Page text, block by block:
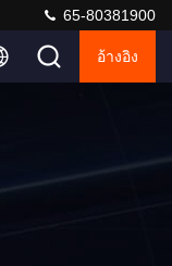
65-80381900
อ้างอิง